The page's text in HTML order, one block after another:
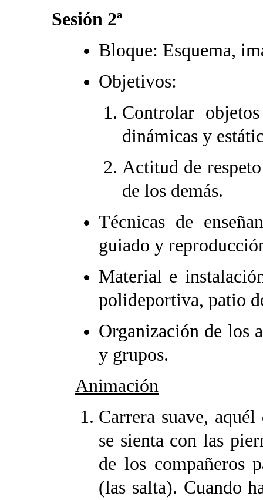
Sesión 2ª
Bloque: Esquema,
Objetivos:
Controlar
dinámicas y
Actitud de
de los demás.
Técnicas de
guiado y
Material e
polideportiva, patio
Organización de los
y grupos.
Animación
Carrera suave,
se sienta con las
de los compañeros
(las salta). Cuando